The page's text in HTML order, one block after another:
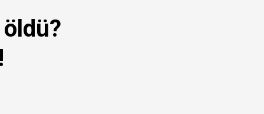
edilmeye razıyım'